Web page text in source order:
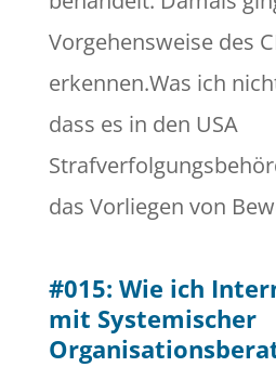
Vorgehensweise des
erkennen.Was ich
dass es in den USA
das Vorliegen von
#015: Wie ich
mit Systemischer